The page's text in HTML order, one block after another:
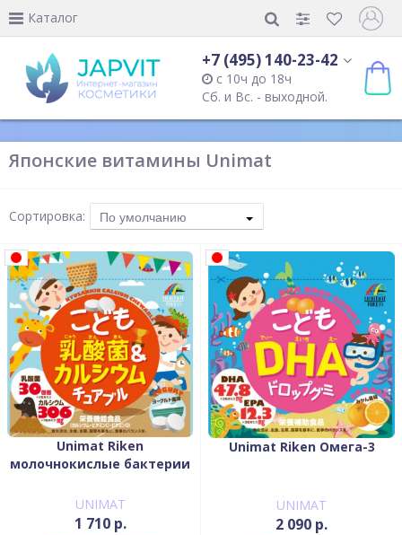
Каталог
+7 (495) 140-23-42
с 10ч до 18ч
Сб. и Вс. - выходной.
Японские витамины Unimat
Сортировка: По умолчанию
Unimat Riken
молочнокислые бактерии
UNIMAT
1 710 р.
Unimat Riken Омега-3
UNIMAT
2 090 р.